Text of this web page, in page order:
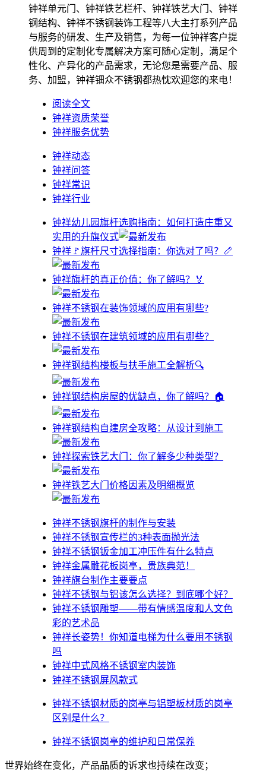
钟祥单元门、钟祥铁艺栏杆、钟祥铁艺大门、钟祥
钢结构、钟祥不锈钢装饰工程等八大主打系列产品
与服务的研发、生产及销售，为每一位钟祥客户提
供周到的定制化专属解决方案可随心定制，满足个
性化、产异化的产品需求，无论您是需要产品、服
务、加盟，钟祥钿众不锈钢都热忱欢迎您的来电！
阅读全文
钟祥资质荣誉
钟祥服务优势
钟祥动态
钟祥问答
钟祥常识
钟祥行业
钟祥幼儿园旗杆选购指南：如何打造庄重又
实用的升旗仪式
钟祥🚩旗杆尺寸选择指南：你选对了吗？📏
钟祥旗杆的真正价值：你了解吗？🏅
钟祥不锈钢在装饰领域的应用有哪些?
钟祥不锈钢在建筑领域的应用有哪些？
钟祥钢结构楼板与扶手施工全解析🔍
钟祥钢结构房屋的优缺点，你了解吗？🏠
钟祥钢结构自建房全攻略：从设计到施工
钟祥探索铁艺大门：你了解多少种类型？
钟祥铁艺大门价格因素及明细概览
钟祥不锈钢旗杆的制作与安装
钟祥不锈钢宣传栏的3种表面抛光法
钟祥不锈钢钣金加工冲压件有什么特点
钟祥金属雕花板岗亭，贵族典范！
钟祥旗台制作主要要点
钟祥不锈钢与铝该怎么选择？到底哪个好？
钟祥不锈钢雕塑——带有情感温度和人文色
彩的艺术品
钟祥​长姿势！你知道电梯为什么要用不锈钢
吗
钟祥中式风格不锈钢室内装饰
钟祥不锈钢屏风款式
钟祥不锈钢材质的岗亭与铝塑板材质的岗亭
区别是什么？
钟祥不锈钢岗亭的维护和日常保养
世界始终在变化，产品品质的诉求也持续在改变；